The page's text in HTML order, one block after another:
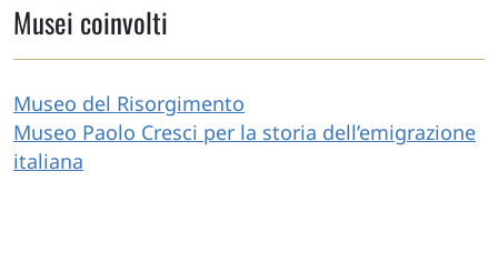
Musei coinvolti
Museo del Risorgimento
Museo Paolo Cresci per la storia dell’emigrazione
italiana